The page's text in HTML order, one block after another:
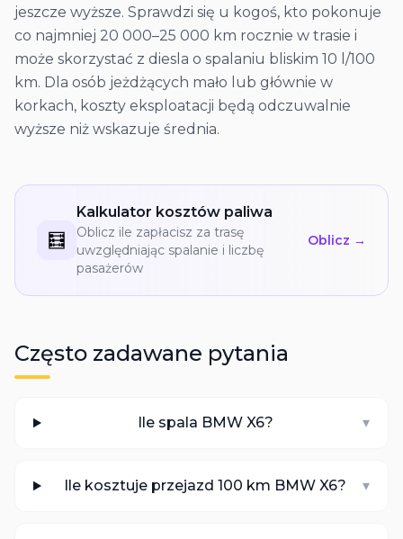
jeszcze wyższe. Sprawdzi się u kogoś, kto pokonuje
co najmniej 20 000–25 000 km rocznie w trasie i
może skorzystać z diesla o spalaniu bliskim 10 l/100
km. Dla osób jeżdżących mało lub głównie w
korkach, koszty eksploatacji będą odczuwalnie
wyższe niż wskazuje średnia.
🧮
Kalkulator kosztów paliwa
Oblicz ile zapłacisz za trasę
uwzględniając spalanie i liczbę
pasażerów
Oblicz →
Często zadawane pytania
Ile spala BMW X6? ▾
Ile kosztuje przejazd 100 km BMW X6? ▾